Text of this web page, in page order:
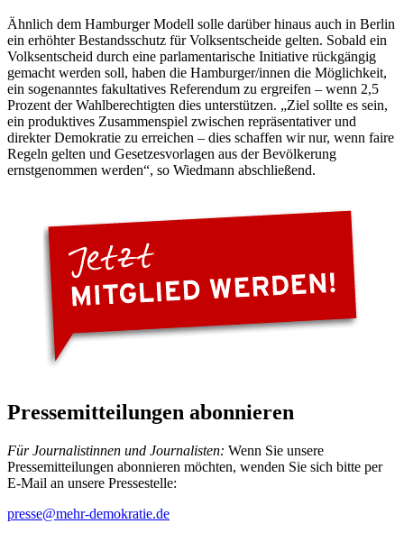
Ähnlich dem Hamburger Modell solle darüber hinaus auch in Berlin
ein erhöhter Bestandsschutz für Volksentscheide gelten. Sobald ein
Volksentscheid durch eine parlamentarische Initiative rückgängig
gemacht werden soll, haben die Hamburger/innen die Möglichkeit,
ein sogenanntes fakultatives Referendum zu ergreifen – wenn 2,5
Prozent der Wahlberechtigten dies unterstützen. „Ziel sollte es sein,
ein produktives Zusammenspiel zwischen repräsentativer und
direkter Demokratie zu erreichen – dies schaffen wir nur, wenn faire
Regeln gelten und Gesetzesvorlagen aus der Bevölkerung
ernstgenommen werden“, so Wiedmann abschließend.
Pressemitteilungen abonnieren
Für Journalistinnen und Journalisten: Wenn Sie unsere
Pressemitteilungen abonnieren möchten, wenden Sie sich bitte per
E-Mail an unsere Pressestelle:
presse@mehr-demokratie.de